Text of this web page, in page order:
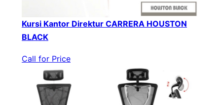
Kursi Kantor Direktur CARRERA HOUSTON
BLACK
Call for Price